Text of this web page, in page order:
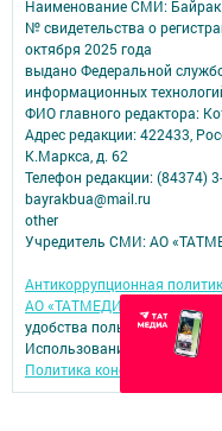
Наименование СМИ:
№ свидетельства о
октября 2025 года
выдано Федеральной
информационных
ФИО главного редактора:
Адрес редакции: 422433,
К.Маркса, д. 62
Телефон редакции: (84374)
bayrakbua@mail.ru
other
Учредитель СМИ: АО
Антикоррупционная
АО «ТАТМЕДИА» использует
удобства пользователей
Использование «cookie»
Политика